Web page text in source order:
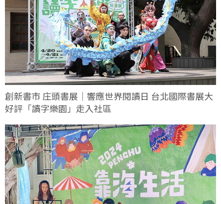
創新書市 庄頭書展｜響應世界閱讀日 台北國際書展大
好評「讀字樂園」走入社區